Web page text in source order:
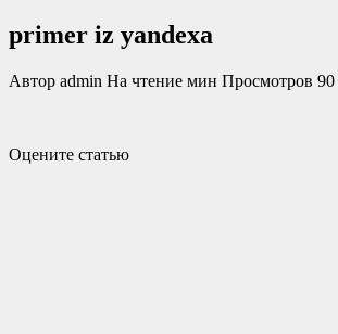
primer iz yandexa
Автор admin На чтение мин Просмотров 90
Оцените статью